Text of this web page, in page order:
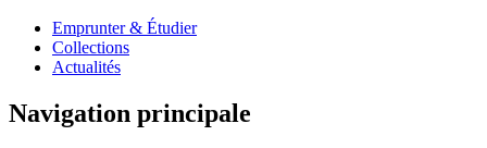
Emprunter & Étudier
Collections
Actualités
Navigation principale